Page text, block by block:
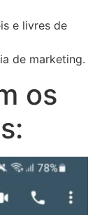
e livres de
de marketing.
os